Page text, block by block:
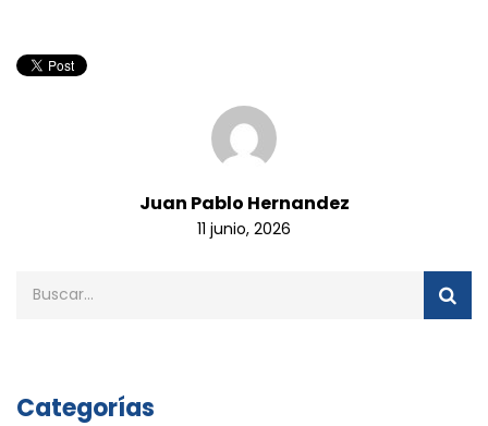
Juan Pablo Hernandez
11 junio, 2026
Categorías